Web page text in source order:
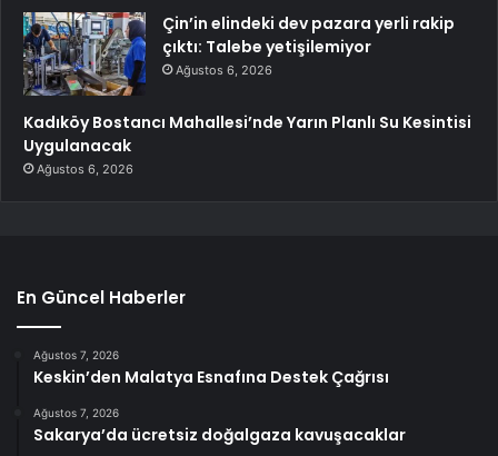
Çin’in elindeki dev pazara yerli rakip
çıktı: Talebe yetişilemiyor
Ağustos 6, 2026
Kadıköy Bostancı Mahallesi’nde Yarın Planlı Su Kesintisi
Uygulanacak
Ağustos 6, 2026
En Güncel Haberler
Ağustos 7, 2026
Keskin’den Malatya Esnafına Destek Çağrısı
Ağustos 7, 2026
Sakarya’da ücretsiz doğalgaza kavuşacaklar